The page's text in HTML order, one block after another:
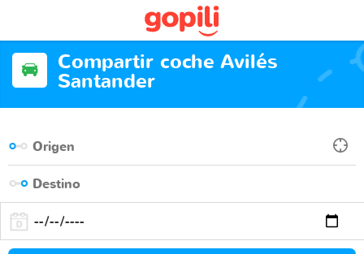
Compartir coche Avilés
Santander